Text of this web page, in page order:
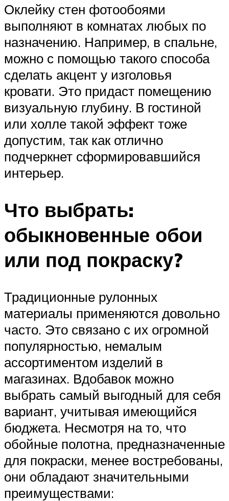
Оклейку стен фотообоями
выполняют в комнатах любых по
назначению. Например, в спальне,
можно с помощью такого способа
сделать акцент у изголовья
кровати. Это придаст помещению
визуальную глубину. В гостиной
или холле такой эффект тоже
допустим, так как отлично
подчеркнет сформировавшийся
интерьер.
Что выбрать:
обыкновенные обои
или под покраску?
Традиционные рулонных
материалы применяются довольно
часто. Это связано с их огромной
популярностью, немалым
ассортиментом изделий в
магазинах. Вдобавок можно
выбрать самый выгодный для себя
вариант, учитывая имеющийся
бюджета. Несмотря на то, что
обойные полотна, предназначенные
для покраски, менее востребованы,
они обладают значительными
преимуществами: